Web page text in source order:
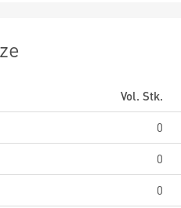
Vol. Stk.
0
0
0